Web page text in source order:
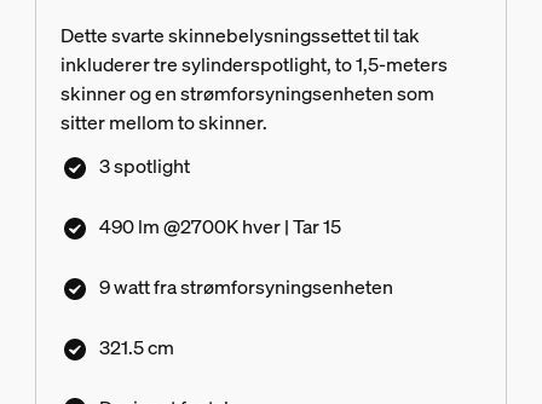
Dette svarte skinnebelysningssettet til tak
inkluderer tre sylinderspotlight, to 1,5-meters
skinner og en strømforsyningsenheten som
sitter mellom to skinner.
3 spotlight
490 lm @2700K hver | Tar 15
9 watt fra strømforsyningsenheten
321.5 cm